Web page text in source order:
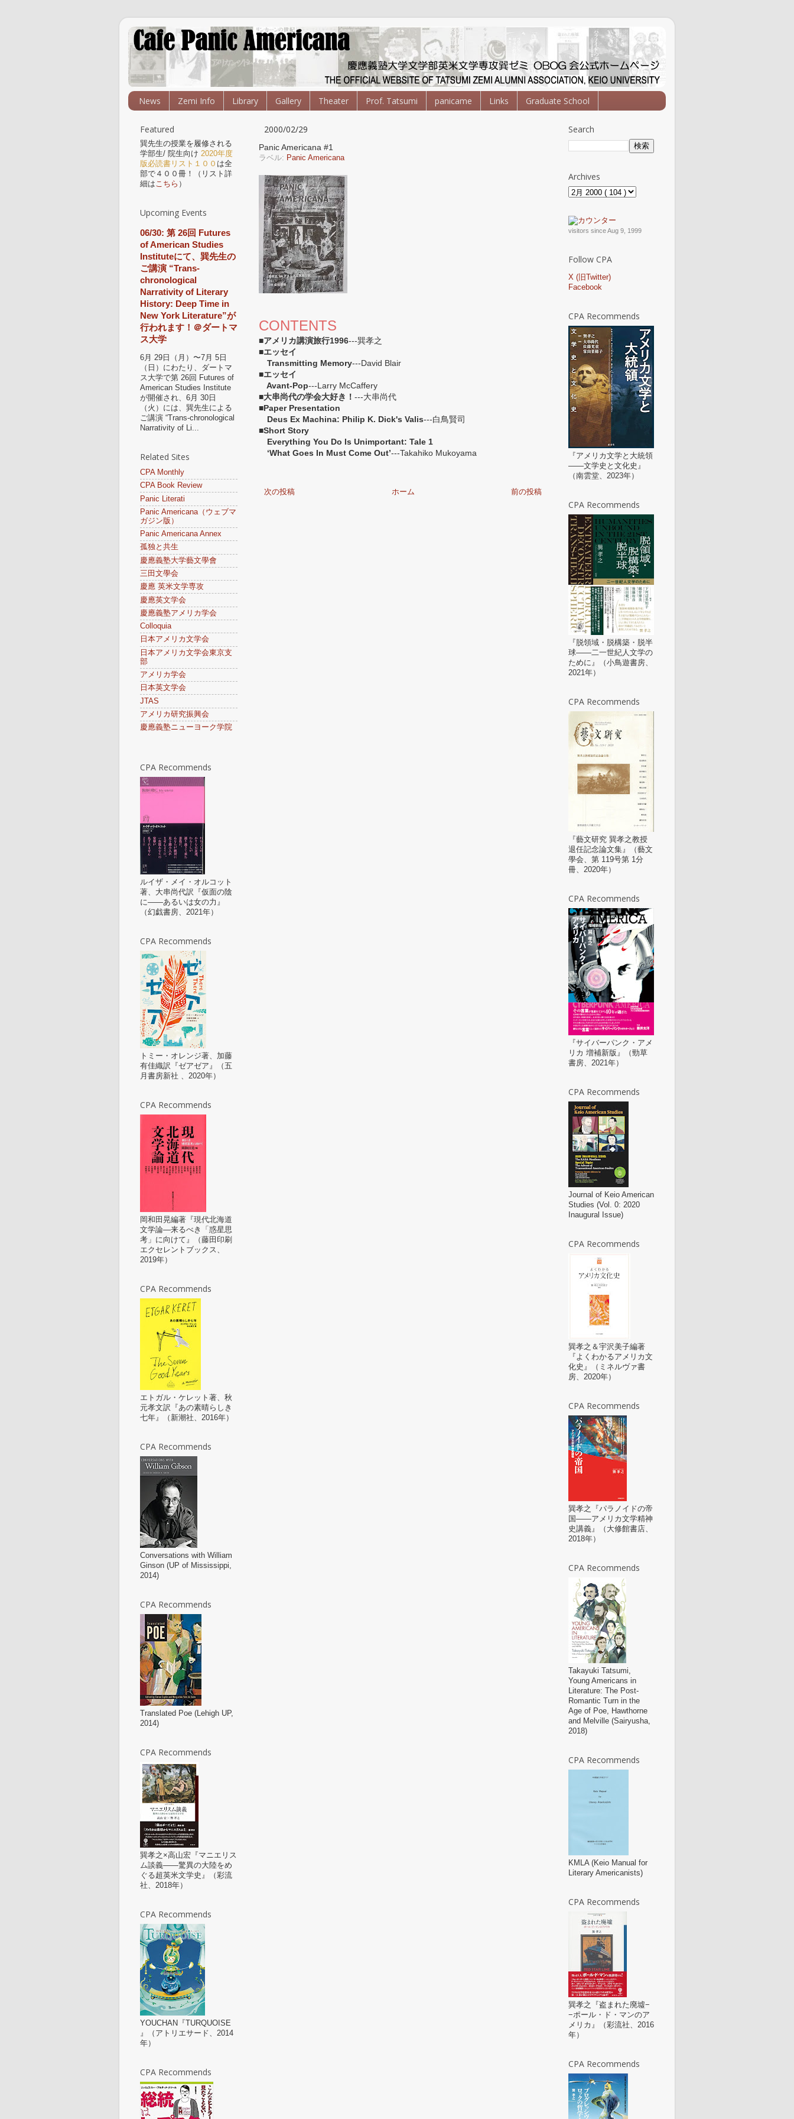
News Zemi Info Library Gallery Theater Prof. Tatsumi panicame Links Graduate School
2000/02/29
Panic Americana #1
ラベル: Panic Americana
CONTENTS
■アメリカ講演旅行1996---巽孝之
■エッセイ
Transmitting Memory---David Blair
■エッセイ
Avant-Pop---Larry McCaffery
■大串尚代の学会大好き！ ---大串尚代
■Paper Presentation
Deus Ex Machina: Philip K. Dick's Valis---白鳥賢司
■Short Story
Everything You Do Is Unimportant: Tale 1
‘What Goes In Must Come Out’---Takahiko Mukoyama
次の投稿 前の投稿
ホーム
Featured
巽先生の授業を履修される
学部生/ 院生向け 2020年度
版必読書リスト１００ は全
部で４００冊！（リスト詳
細はこちら ）
Upcoming Events
06/30: 第 26回 Futures
of American Studies
Instituteにて、巽先生の
ご講演 “Trans-
chronological
Narrativity of Literary
History: Deep Time in
New York Literature”が
行われます！＠ダートマ
ス大学
6月 29日（月）〜7月 5日
（日）にわたり、ダートマ
ス大学で第 26回 Futures of
American Studies Institute
が開催され、6月 30日
（火）には、巽先生による
ご講演 “Trans-chronological
Narrativity of Li...
Related Sites
CPA Monthly
CPA Book Review
Panic Literati
Panic Americana（ウェブマ
ガジン版）
Panic Americana Annex
孤独と共生
慶應義塾大学藝文學會
三田文學会
慶應 英米文学専攻
慶應英文学会
慶應義塾アメリカ学会
Colloquia
日本アメリカ文学会
日本アメリカ文学会東京支
部
アメリカ学会
日本英文学会
JTAS
アメリカ研究振興会
慶應義塾ニューヨーク学院
CPA Recommends
ルイザ・メイ・オルコット
著、大串尚代訳『仮面の陰
に——あるいは女の力』
（幻戯書房、2021年）
CPA Recommends
トミー・オレンジ著、加藤
有佳織訳『ゼアゼア』（五
月書房新社 、2020年）
CPA Recommends
岡和田晃編著『現代北海道
文学論—来るべき「惑星思
考」に向けて』（藤田印刷
エクセレントブックス、
2019年）
CPA Recommends
エトガル・ケレット著、秋
元孝文訳『あの素晴らしき
七年』（新潮社、2016年）
CPA Recommends
Conversations with William
Ginson (UP of Mississippi,
2014)
CPA Recommends
Translated Poe (Lehigh UP,
2014)
CPA Recommends
巽孝之×高山宏『マニエリス
ム談義——驚異の大陸をめ
ぐる超英米文学史』（彩流
社、2018年）
CPA Recommends
YOUCHAN『TURQUOISE
』（アトリエサード、2014
年）
CPA Recommends
Search
Archives
visitors since Aug 9, 1999
Follow CPA
X (旧Twitter)
Facebook
CPA Recommends
『アメリカ文学と大統領
——文学史と文化史』
（南雲堂、2023年）
CPA Recommends
『脱領域・脱構築・脱半
球——二一世紀人文学の
ために』（小鳥遊書房、
2021年）
CPA Recommends
『藝文研究 巽孝之教授
退任記念論文集』（藝文
學会、第 119号第 1分
冊、2020年）
CPA Recommends
『サイバーパンク・アメ
リカ 増補新版』（勁草
書房、2021年）
CPA Recommends
Journal of Keio American
Studies (Vol. 0: 2020
Inaugural Issue)
CPA Recommends
巽孝之＆宇沢美子編著
『よくわかるアメリカ文
化史』（ミネルヴァ書
房、2020年）
CPA Recommends
巽孝之『パラノイドの帝
国――アメリカ文学精神
史講義』（大修館書店、
2018年）
CPA Recommends
Takayuki Tatsumi,
Young Americans in
Literature: The Post-
Romantic Turn in the
Age of Poe, Hawthorne
and Melville (Sairyusha,
2018)
CPA Recommends
KMLA (Keio Manual for
Literary Americanists)
CPA Recommends
巽孝之『盗まれた廃墟−
−ポール・ド・マンのア
メリカ』（彩流社、2016
年）
CPA Recommends